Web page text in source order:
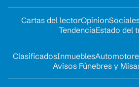
Cartas del lectorOpinion
TendenciaEstado del
ClasificadosInmuebles
Avisos Fúnebres y